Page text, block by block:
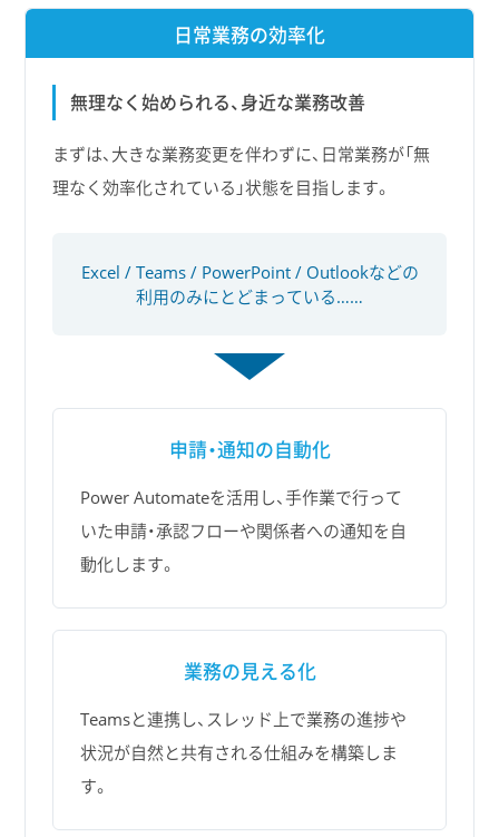
日常業務の効率化
無理なく始められる、身近な業務改善
まずは、大きな業務変更を伴わずに、日常業務が「無
理なく効率化されている」状態を目指します。
Excel / Teams / PowerPoint / Outlookなどの
利用のみにとどまっている……
申請・通知の自動化
Power Automateを活用し、手作業で行って
いた申請・承認フローや関係者への通知を自
動化します。
業務の見える化
Teamsと連携し、スレッド上で業務の進捗や
状況が自然と共有される仕組みを構築しま
す。